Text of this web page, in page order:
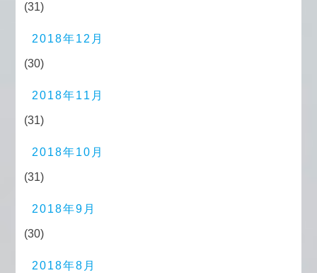
(31)
2018年12月
(30)
2018年11月
(31)
2018年10月
(31)
2018年9月
(30)
2018年8月